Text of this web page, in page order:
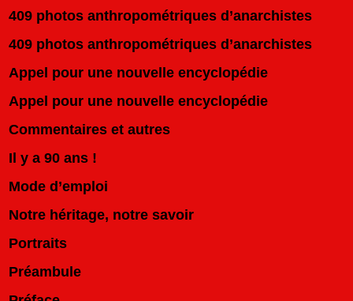
409 photos anthropométriques d’anarchistes
409 photos anthropométriques d’anarchistes
Appel pour une nouvelle encyclopédie
Appel pour une nouvelle encyclopédie
Commentaires et autres
Il y a 90 ans !
Mode d’emploi
Notre héritage, notre savoir
Portraits
Préambule